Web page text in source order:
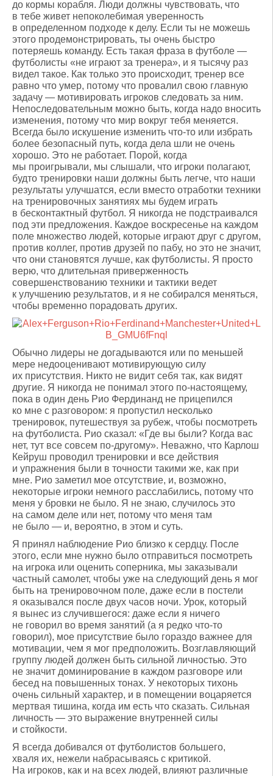
до кормы корабля. Люди должны чувствовать, что
в тебе живет непоколебимая уверенность
в определенном подходе к делу. Если ты не можешь
этого продемонстрировать, ты очень быстро
потеряешь команду. Есть такая фраза в футболе —
футболисты «не играют за тренера», и я тысячу раз
видел такое. Как только это происходит, тренер все
равно что умер, потому что провалил свою главную
задачу — мотивировать игроков следовать за ним.
Непоследовательным можно быть, когда надо вносить
изменения, потому что мир вокруг тебя меняется.
Всегда было искушение изменить что-то или избрать
более безопасный путь, когда дела шли не очень
хорошо. Это не работает. Порой, когда
мы проигрывали, мы слышали, что игроки полагают,
будто тренировки наши должны быть легче, что наши
результаты улучшатся, если вместо отработки техники
на тренировочных занятиях мы будем играть
в бесконтактный футбол. Я никогда не подстраивался
под эти предложения. Каждое воскресенье на каждом
поле множество людей, которые играют друг с другом,
против коллег, против друзей по пабу, но это не значит,
что они становятся лучше, как футболисты. Я просто
верю, что длительная приверженность
совершенствованию техники и тактики ведет
к улучшению результатов, и я не собирался меняться,
чтобы временно порадовать других.
Обычно лидеры не догадываются или по меньшей
мере недооценивают мотивирующую силу
их присутствия. Никто не видит себя так, как видят
другие. Я никогда не понимал этого по-настоящему,
пока в один день Рио Фердинанд не прицепился
ко мне с разговором: я пропустил несколько
тренировок, путешествуя за рубеж, чтобы посмотреть
на футболиста. Рио сказал: «Где вы были? Когда вас
нет, тут все совсем по-другому». Неважно, что Карлош
Кейруш проводил тренировки и все действия
и упражнения были в точности такими же, как при
мне. Рио заметил мое отсутствие, и, возможно,
некоторые игроки немного расслабились, потому что
меня у бровки не было. Я не знаю, случилось это
на самом деле или нет, потому что меня там
не было — и, вероятно, в этом и суть.
Я принял наблюдение Рио близко к сердцу. После
этого, если мне нужно было отправиться посмотреть
на игрока или оценить соперника, мы заказывали
частный самолет, чтобы уже на следующий день я мог
быть на тренировочном поле, даже если в постели
я оказывался после двух часов ночи. Урок, который
я вынес из случившегося: даже если я ничего
не говорил во время занятий (а я редко что-то
говорил), мое присутствие было гораздо важнее для
мотивации, чем я мог предположить. Возглавляющий
группу людей должен быть сильной личностью. Это
не значит доминирование в каждом разговоре или
бесед на повышенных тонах. У некоторых тихонь
очень сильный характер, и в помещении воцаряется
мертвая тишина, когда им есть что сказать. Сильная
личность — это выражение внутренней силы
и стойкости.
Я всегда добивался от футболистов большего,
хваля их, нежели набрасываясь с критикой.
На игроков, как и на всех людей, влияют различные